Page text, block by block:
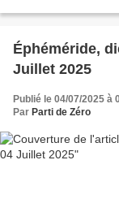
Éphéméride,
Juillet 2025
Publié le 04/07/2025 à
Par Parti de Zéro